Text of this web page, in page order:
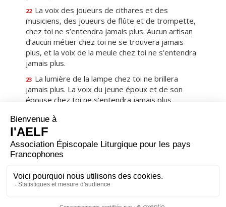
22 La voix des joueurs de cithares et des
musiciens, des joueurs de flûte et de trompette,
chez toi ne s’entendra jamais plus. Aucun artisan
d’aucun métier chez toi ne se trouvera jamais
plus, et la voix de la meule chez toi ne s’entendra
jamais plus.
23 La lumière de la lampe chez toi ne brillera
jamais plus. La voix du jeune époux et de son
épouse chez toi ne s’entendra jamais plus.
la terre, et tes sortilèges égaraient toutes les
nations !
24Mais c’est chez toi qu’on a trouvé le sang des
prophètes et des saints, et de tous ceux qui